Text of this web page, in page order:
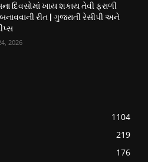
દિવસોમાં ખાય શકાય તેવી ફરાળી
રીત | ગુજરાતી રેસીપી અને
2026
1104
219
176